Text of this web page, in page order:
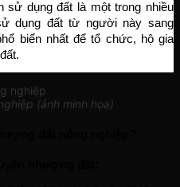
sử dụng đất là một trong nhiều
dụng đất từ người này sang
biến nhất để tổ chức, hộ gia
(ảnh minh họa)